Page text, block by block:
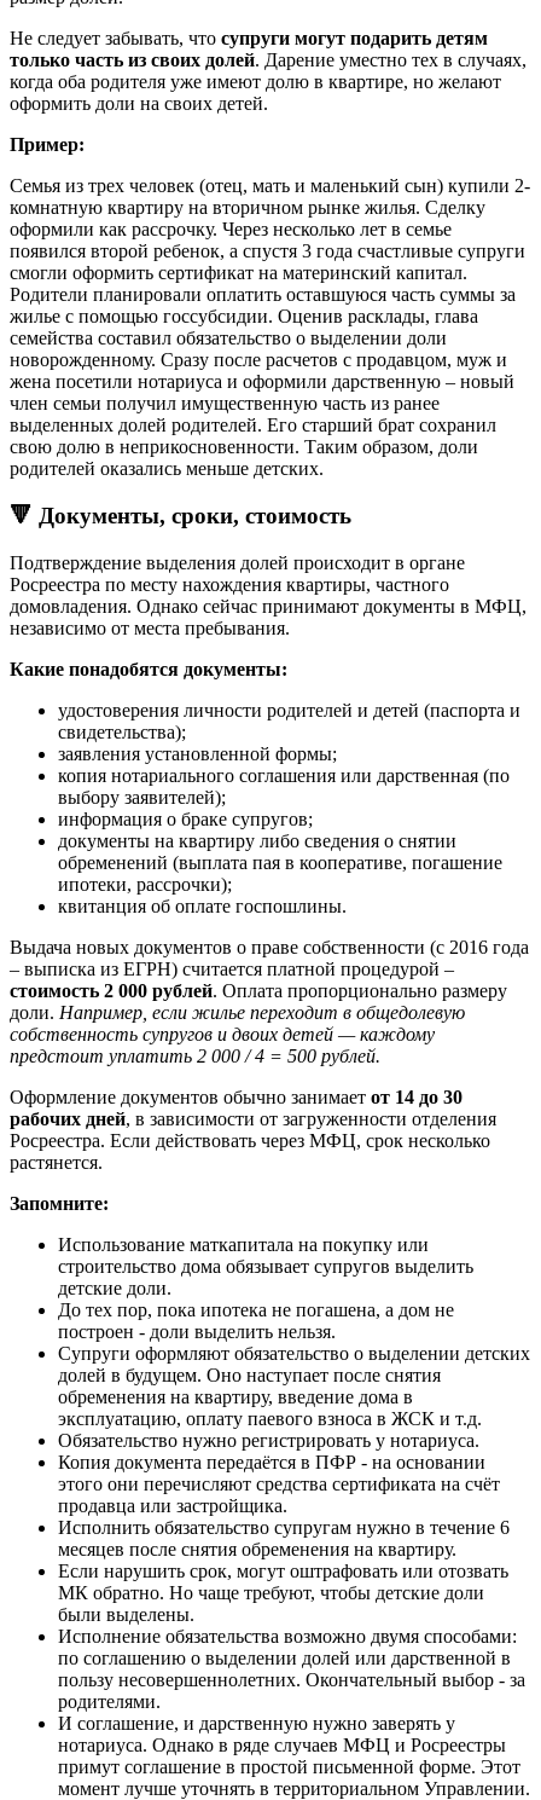
Не следует забывать, что супруги могут подарить детям
только часть из своих долей. Дарение уместно тех в случаях,
когда оба родителя уже имеют долю в квартире, но желают
оформить доли на своих детей.
Пример:
Семья из трех человек (отец, мать и маленький сын) купили 2-
комнатную квартиру на вторичном рынке жилья. Сделку
оформили как рассрочку. Через несколько лет в семье
появился второй ребенок, а спустя 3 года счастливые супруги
смогли оформить сертификат на материнский капитал.
Родители планировали оплатить оставшуюся часть суммы за
жилье с помощью госсубсидии. Оценив расклады, глава
семейства составил обязательство о выделении доли
новорожденному. Сразу после расчетов с продавцом, муж и
жена посетили нотариуса и оформили дарственную – новый
член семьи получил имущественную часть из ранее
выделенных долей родителей. Его старший брат сохранил
свою долю в неприкосновенности. Таким образом, доли
родителей оказались меньше детских.
🔻 Документы, сроки, стоимость
Подтверждение выделения долей происходит в органе
Росреестра по месту нахождения квартиры, частного
домовладения. Однако сейчас принимают документы в МФЦ,
независимо от места пребывания.
Какие понадобятся документы:
удостоверения личности родителей и детей (паспорта и
свидетельства);
заявления установленной формы;
копия нотариального соглашения или дарственная (по
выбору заявителей);
информация о браке супругов;
документы на квартиру либо сведения о снятии
обременений (выплата пая в кооперативе, погашение
ипотеки, рассрочки);
квитанция об оплате госпошлины.
Выдача новых документов о праве собственности (с 2016 года
– выписка из ЕГРН) считается платной процедурой –
стоимость 2 000 рублей. Оплата пропорционально размеру
доли. Например, если жилье переходит в общедолевую
собственность супругов и двоих детей — каждому
предстоит уплатить 2 000 / 4 = 500 рублей.
Оформление документов обычно занимает от 14 до 30
рабочих дней, в зависимости от загруженности отделения
Росреестра. Если действовать через МФЦ, срок несколько
растянется.
Запомните:
Использование маткапитала на покупку или
строительство дома обязывает супругов выделить
детские доли.
До тех пор, пока ипотека не погашена, а дом не
построен - доли выделить нельзя.
Супруги оформляют обязательство о выделении детских
долей в будущем. Оно наступает после снятия
обременения на квартиру, введение дома в
эксплуатацию, оплату паевого взноса в ЖСК и т.д.
Обязательство нужно регистрировать у нотариуса.
Копия документа передаётся в ПФР - на основании
этого они перечисляют средства сертификата на счёт
продавца или застройщика.
Исполнить обязательство супругам нужно в течение 6
месяцев после снятия обременения на квартиру.
Если нарушить срок, могут оштрафовать или отозвать
МК обратно. Но чаще требуют, чтобы детские доли
были выделены.
Исполнение обязательства возможно двумя способами:
по соглашению о выделении долей или дарственной в
пользу несовершеннолетних. Окончательный выбор - за
родителями.
И соглашение, и дарственную нужно заверять у
нотариуса. Однако в ряде случаев МФЦ и Росреестры
примут соглашение в простой письменной форме. Этот
момент лучше уточнять в территориальном Управлении.